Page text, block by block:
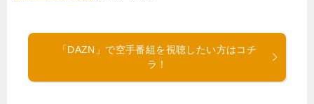
「DAZN」で空手番組を視聴したい方はコチ
ラ！